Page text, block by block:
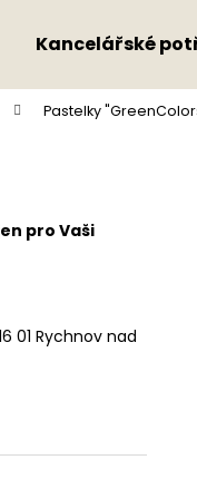
Kancelářské
Pastelky
pro Vaši
01 Rychnov nad